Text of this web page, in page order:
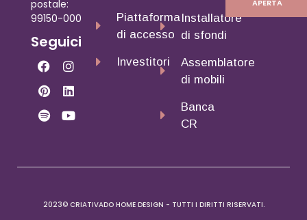
postale:
99150-000
Seguici
Piattaforma
di accesso
Investitori
Installatore
di sfondi
Assemblatore
di mobili
Banca
CR
APERTA
2023© CRIATIVADO HOME DESIGN - TUTTI I DIRITTI RISERVATI.